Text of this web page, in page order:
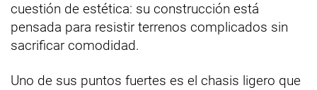
cuestión de estética: su construcción está
pensada para resistir terrenos complicados sin
sacrificar comodidad.
Uno de sus puntos fuertes es el chasis ligero que